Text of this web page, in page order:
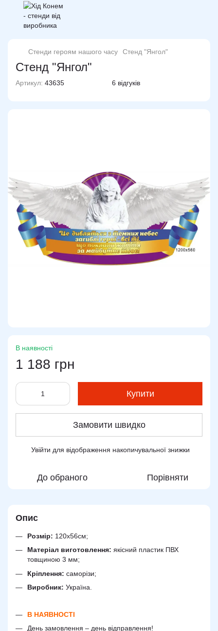
Стенди героям нашого часу Стенд "Янгол"
Стенд "Янгол"
Артикул: 43635 6 відгуків
В наявності
1 188 грн
Купити
Замовити швидко
Увійти для відображення накопичувальної знижки
До обраного Порівняти
Опис
Розмір: 120х56см;
Матеріал виготовлення: якісний пластик ПВХ
товщиною 3 мм;
Кріплення: саморізи;
Виробник: Україна.
В НАЯВНОСТІ
День замовлення – день відправлення!